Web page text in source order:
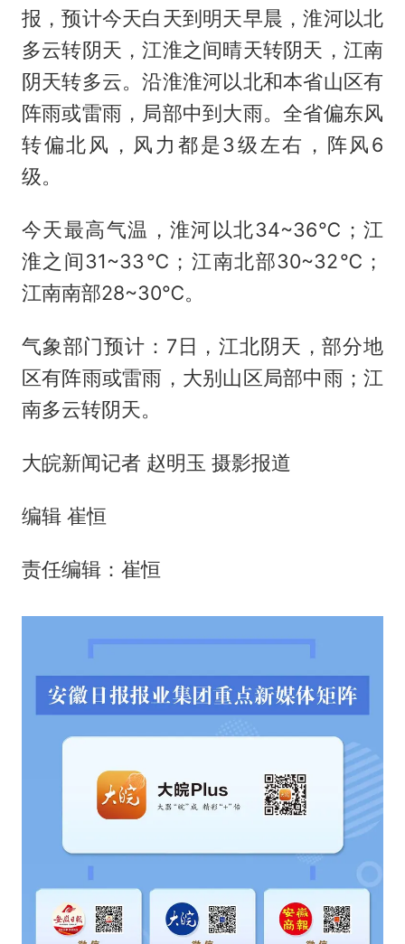
报，预计今天白天到明天早晨，淮河以北
多云转阴天，江淮之间晴天转阴天，江南
阴天转多云。沿淮淮河以北和本省山区有
阵雨或雷雨，局部中到大雨。全省偏东风
转偏北风，风力都是3级左右，阵风6
级。
今天最高气温，淮河以北34~36℃；江
淮之间31~33℃；江南北部30~32℃；
江南南部28~30℃。
气象部门预计：7日，江北阴天，部分地
区有阵雨或雷雨，大别山区局部中雨；江
南多云转阴天。
大皖新闻记者 赵明玉 摄影报道
编辑 崔恒
责任编辑：崔恒